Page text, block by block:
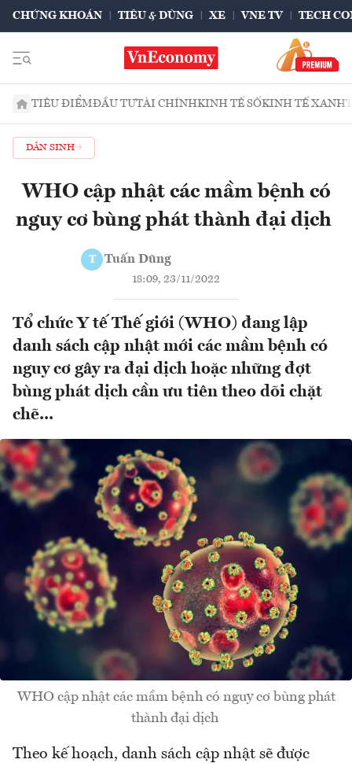
CHỨNG KHOÁN TIÊU & DÙNG XE VNE TV TECH
TIÊU ĐIỂMĐẦU TƯTÀI CHÍNHKINH TẾ SỐKINH TẾ XANH
DÂN SINH
WHO cập nhật các mầm bệnh có
nguy cơ bùng phát thành đại dịch
T Tuấn Dũng
18:09, 23/11/2022
Tổ chức Y tế Thế giới (WHO) đang lập
danh sách cập nhật mới các mầm bệnh có
nguy cơ gây ra đại dịch hoặc những đợt
bùng phát dịch cần ưu tiên theo dõi chặt
chẽ...
WHO cập nhật các mầm bệnh có nguy cơ bùng phát
thành đại dịch
Theo kế hoạch, danh sách cập nhật sẽ được